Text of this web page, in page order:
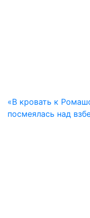
«В кровать к
посмеялась над